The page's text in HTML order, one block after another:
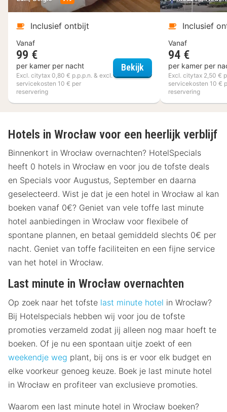
Inclusief ontbijt
Vanaf
99 €
per kamer per nacht
Excl. citytax 0,80 € p.p.p.n. & excl.
servicekosten 10 € per
reservering
Bekijk ibis Liège Seraing
Inclusief
Vanaf
94 €
per kamer per
Excl. citytax 2,50 €
servicekosten 10 €
reservering
Hotels in Wrocław voor een heerlijk verblijf
Binnenkort in Wrocław overnachten? HotelSpecials
heeft 0 hotels in Wrocław en voor jou de tofste deals
en Specials voor Augustus, September en daarna
geselecteerd. Wist je dat je een hotel in Wrocław al kan
boeken vanaf 0€? Geniet van vele toffe last minute
hotel aanbiedingen in Wrocław voor flexibele of
spontane plannen, en betaal gemiddeld slechts 0€ per
nacht. Geniet van toffe faciliteiten en een fijne service
van het hotel in Wrocław.
Last minute in Wrocław overnachten
Op zoek naar het tofste last minute hotel in Wrocław?
Bij Hotelspecials hebben wij voor jou de tofste
promoties verzameld zodat jij alleen nog maar hoeft te
boeken. Of je nu een spontaan uitje zoekt of een
weekendje weg plant, bij ons is er voor elk budget en
elke voorkeur genoeg keuze. Boek je last minute hotel
in Wrocław en profiteer van exclusieve promoties.
Waarom een last minute hotel in Wrocław boeken?